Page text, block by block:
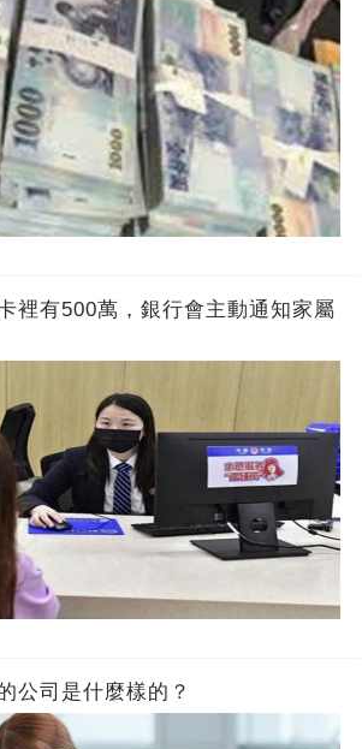
裡有500萬，銀行會主動通知家屬
公司是什麼樣的？